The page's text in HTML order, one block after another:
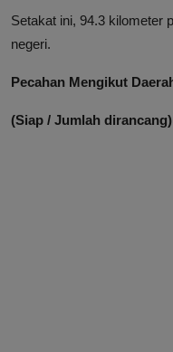
Setakat ini, 94.3 kilometer
negeri.
Pecahan Mengikut
(Siap / Jumlah dirancang)